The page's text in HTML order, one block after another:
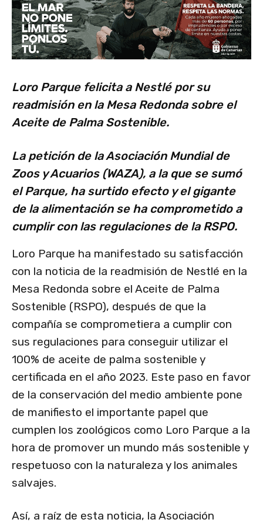
Loro Parque felicita a Nestlé por su
readmisión en la Mesa Redonda sobre el
Aceite de Palma Sostenible.
La petición de la Asociación Mundial de
Zoos y Acuarios (WAZA), a la que se sumó
el Parque, ha surtido efecto y el gigante
de la alimentación se ha comprometido a
cumplir con las regulaciones de la RSPO.
Loro Parque ha manifestado su satisfacción
con la noticia de la readmisión de Nestlé en la
Mesa Redonda sobre el Aceite de Palma
Sostenible (RSPO), después de que la
compañía se comprometiera a cumplir con
sus regulaciones para conseguir utilizar el
100% de aceite de palma sostenible y
certificada en el año 2023. Este paso en favor
de la conservación del medio ambiente pone
de manifiesto el importante papel que
cumplen los zoológicos como Loro Parque a la
hora de promover un mundo más sostenible y
respetuoso con la naturaleza y los animales
salvajes.
Así, a raíz de esta noticia, la Asociación